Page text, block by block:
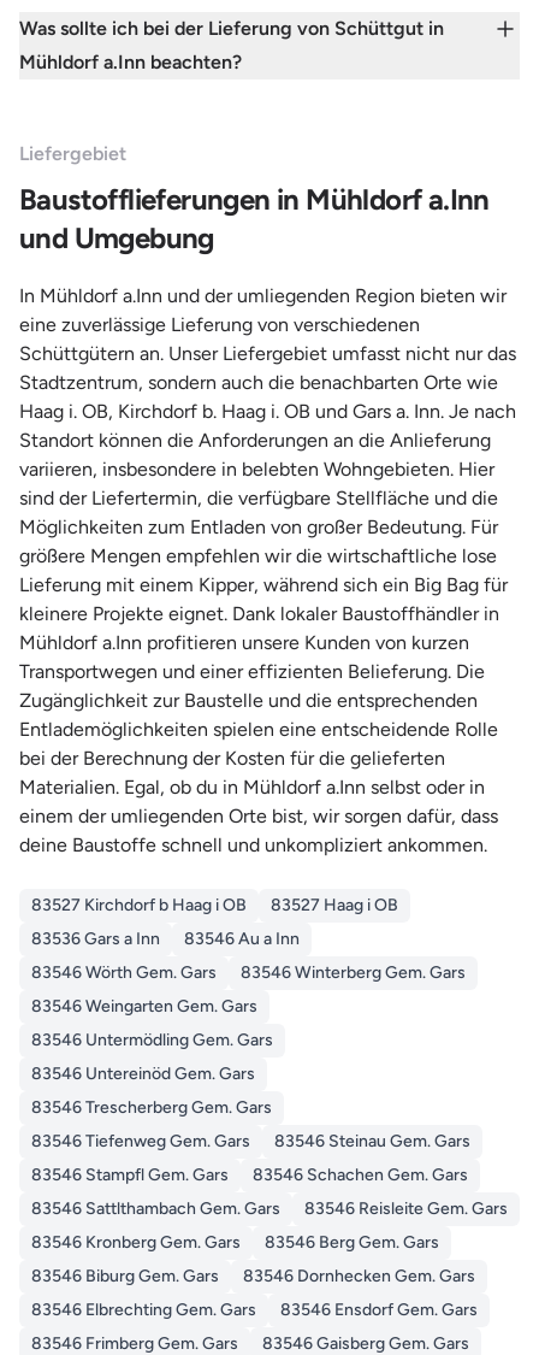
Was sollte ich bei der Lieferung von Schüttgut in
Mühldorf a.Inn beachten?
Liefergebiet
Baustofflieferungen in Mühldorf a.Inn
und Umgebung
In Mühldorf a.Inn und der umliegenden Region bieten wir
eine zuverlässige Lieferung von verschiedenen
Schüttgütern an. Unser Liefergebiet umfasst nicht nur das
Stadtzentrum, sondern auch die benachbarten Orte wie
Haag i. OB, Kirchdorf b. Haag i. OB und Gars a. Inn. Je nach
Standort können die Anforderungen an die Anlieferung
variieren, insbesondere in belebten Wohngebieten. Hier
sind der Liefertermin, die verfügbare Stellfläche und die
Möglichkeiten zum Entladen von großer Bedeutung. Für
größere Mengen empfehlen wir die wirtschaftliche lose
Lieferung mit einem Kipper, während sich ein Big Bag für
kleinere Projekte eignet. Dank lokaler Baustoffhändler in
Mühldorf a.Inn profitieren unsere Kunden von kurzen
Transportwegen und einer effizienten Belieferung. Die
Zugänglichkeit zur Baustelle und die entsprechenden
Entlademöglichkeiten spielen eine entscheidende Rolle
bei der Berechnung der Kosten für die gelieferten
Materialien. Egal, ob du in Mühldorf a.Inn selbst oder in
einem der umliegenden Orte bist, wir sorgen dafür, dass
deine Baustoffe schnell und unkompliziert ankommen.
83527 Kirchdorf b Haag i OB
83527 Haag i OB
83536 Gars a Inn
83546 Au a Inn
83546 Wörth Gem. Gars
83546 Winterberg Gem. Gars
83546 Weingarten Gem. Gars
83546 Untermödling Gem. Gars
83546 Untereinöd Gem. Gars
83546 Trescherberg Gem. Gars
83546 Tiefenweg Gem. Gars
83546 Steinau Gem. Gars
83546 Stampfl Gem. Gars
83546 Schachen Gem. Gars
83546 Sattlthambach Gem. Gars
83546 Reisleite Gem. Gars
83546 Kronberg Gem. Gars
83546 Berg Gem. Gars
83546 Biburg Gem. Gars
83546 Dornhecken Gem. Gars
83546 Elbrechting Gem. Gars
83546 Ensdorf Gem. Gars
83546 Frimberg Gem. Gars
83546 Gaisberg Gem. Gars